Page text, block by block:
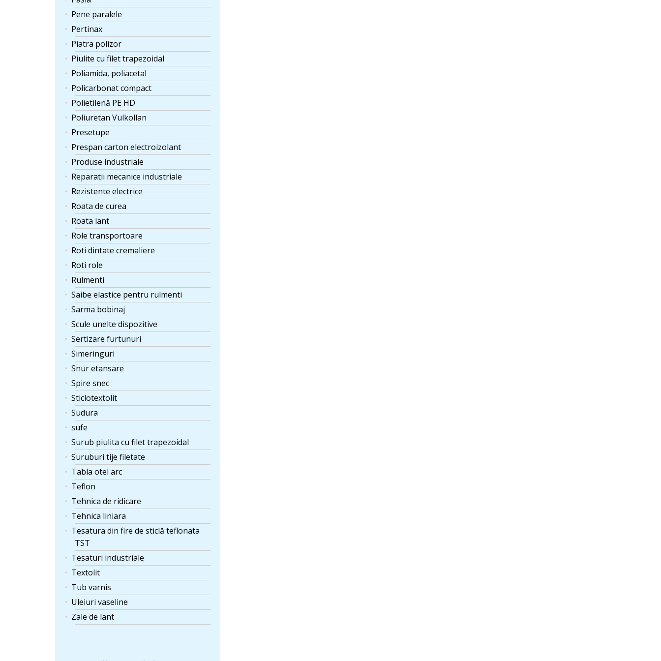
Pene paralele
Pertinax
Piatra polizor
Piulite cu filet trapezoidal
Poliamida, poliacetal
Policarbonat compact
Polietilenă PE HD
Poliuretan Vulkollan
Presetupe
Prespan carton electroizolant
Produse industriale
Reparatii mecanice industriale
Rezistente electrice
Roata de curea
Roata lant
Role transportoare
Roti dintate cremaliere
Roti role
Rulmenti
Saibe elastice pentru rulmenti
Sarma bobinaj
Scule unelte dispozitive
Sertizare furtunuri
Simeringuri
Snur etansare
Spire snec
Sticlotextolit
Sudura
sufe
Surub piulita cu filet trapezoidal
Suruburi tije filetate
Tabla otel arc
Teflon
Tehnica de ridicare
Tehnica liniara
Tesatura din fire de sticlă teflonata
TST
Tesaturi industriale
Textolit
Tub varnis
Uleiuri vaseline
Zale de lant